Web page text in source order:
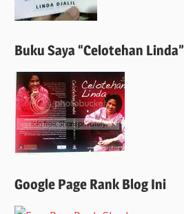
Buku Saya “Celotehan Linda”
Google Page Rank Blog Ini